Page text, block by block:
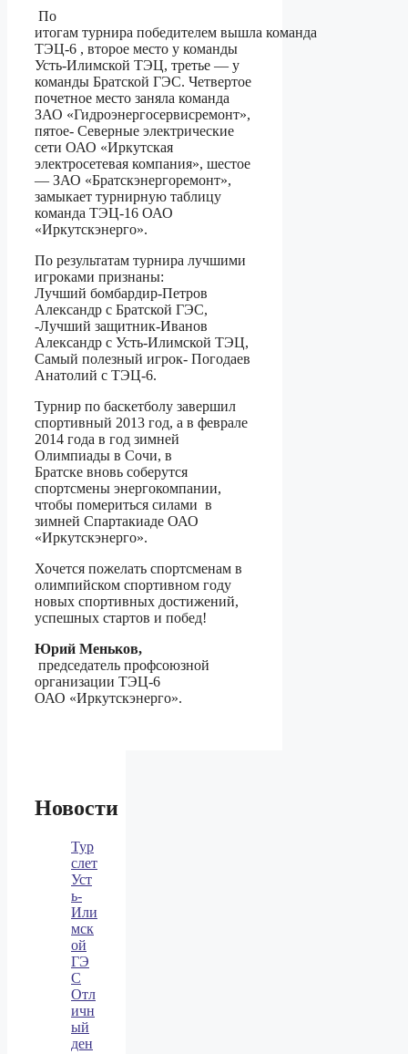
По
итогам турнира победителем вышла команда
ТЭЦ-6 , второе место у команды
Усть-Илимской ТЭЦ, третье — у
команды Братской ГЭС. Четвертое
почетное место заняла команда
ЗАО «Гидроэнергосервисремонт»,
пятое- Северные электрические
сети ОАО «Иркутская
электросетевая компания», шестое
— ЗАО «Братскэнергоремонт»,
замыкает турнирную таблицу
команда ТЭЦ-16 ОАО
«Иркутскэнерго».
По результатам турнира лучшими
игроками признаны:
Лучший бомбардир-Петров
Александр с Братской ГЭС,
-Лучший защитник-Иванов
Александр с Усть-Илимской ТЭЦ,
Самый полезный игрок- Погодаев
Анатолий с ТЭЦ-6.
Турнир по баскетболу завершил
спортивный 2013 год, а в феврале
2014 года в год зимней
Олимпиады в Сочи, в
Братске вновь соберутся
спортсмены энергокомпании,
чтобы помериться силами в
зимней Спартакиаде ОАО
«Иркутскэнерго».
Хочется пожелать спортсменам в
олимпийском спортивном году
новых спортивных достижений,
успешных стартов и побед!
Юрий Меньков,
председатель профсоюзной
организации ТЭЦ-6
ОАО «Иркутскэнерго».
Новости
Тур
слет
Уст
ь-
Или
мск
ой
ГЭ
С
Отл
ичн
ый
ден